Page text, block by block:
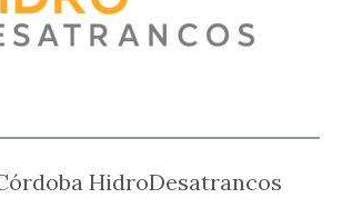
HidroDesatrancos